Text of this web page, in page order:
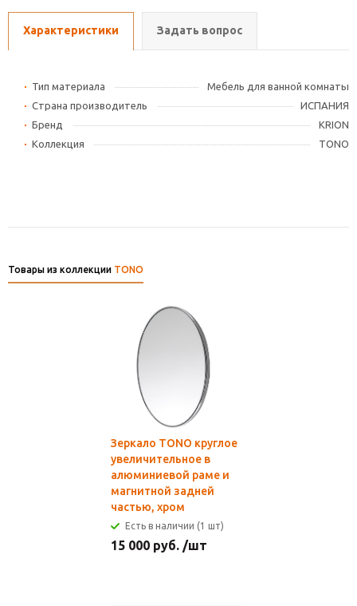
Характеристики Задать вопрос
Тип материала
Мебель для ванной комнаты
Страна производитель
ИСПАНИЯ
Бренд
KRION
Коллекция
TONO
Товары из коллекции TONO
Зеркало TONO круглое
увеличительное в
алюминиевой раме и
магнитной задней
частью, хром
Есть в наличии (1 шт)
15 000 руб. /шт